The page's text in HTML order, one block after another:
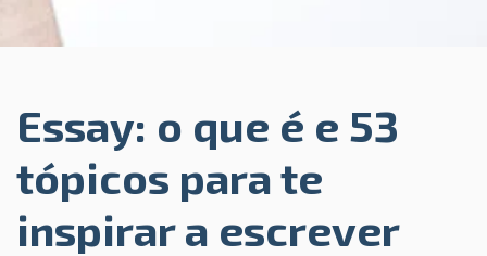
Essay: o que é e 53
tópicos para te
inspirar a escrever